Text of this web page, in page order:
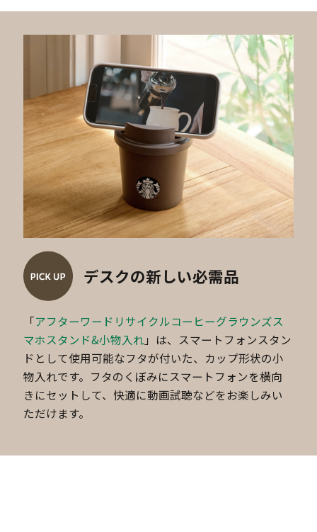
デスクの新しい必需品
「アフターワードリサイクルコーヒーグラウンズス
マホスタンド&小物入れ」は、スマートフォンスタン
ドとして使用可能なフタが付いた、カップ形状の小
物入れです。フタのくぼみにスマートフォンを横向
きにセットして、快適に動画試聴などをお楽しみい
ただけます。